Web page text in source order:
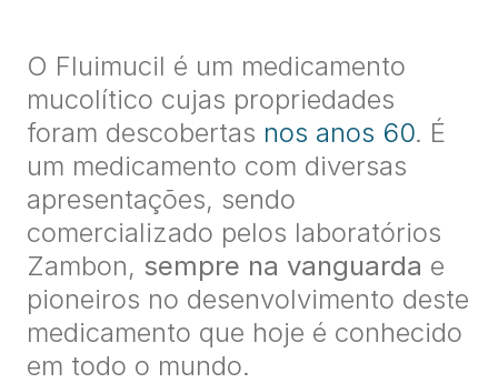
O Fluimucil é um medicamento
mucolítico cujas propriedades
foram descobertas nos anos 60. É
um medicamento com diversas
apresentações, sendo
comercializado pelos laboratórios
Zambon, sempre na vanguarda e
pioneiros no desenvolvimento deste
medicamento que hoje é conhecido
em todo o mundo.